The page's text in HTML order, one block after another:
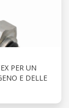
PER UN
E DELLE